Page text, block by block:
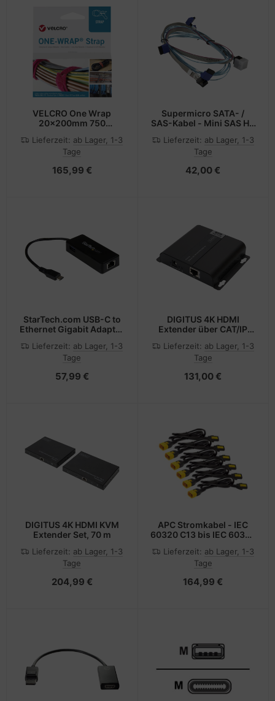
VELCRO One Wrap
20x200mm 750
OW64567
Lieferzeit: ab Lager, 1-3
Tage
165,99 €
Supermicro SATA- /
SAS-Kabel - Mini SAS HD
Lieferzeit: ab Lager, 1-3
Tage
42,00 €
StarTech.com USB-C to
Ethernet Gigabit Adapter
Compatible - USB Type C
Network Adapter - USB C
(US1GC301AU)
Lieferzeit: ab Lager, 1-3
Tage
57,99 €
DIGITUS 4K HDMI
Extender über CAT/IP
Lieferzeit: ab Lager, 1-3
Tage
131,00 €
DIGITUS 4K HDMI KVM
Extender Set, 70 m
Lieferzeit: ab Lager, 1-3
Tage
204,99 €
APC Stromkabel - IEC
60320 C13 bis IEC 60320
Lieferzeit: ab Lager, 1-3
Tage
164,99 €